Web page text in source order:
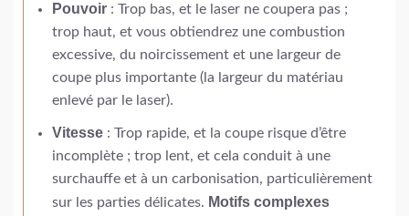
Pouvoir: Trop bas, et le laser ne coupera pas ;
trop haut, et vous obtiendrez une combustion
excessive, du noircissement et une largeur de
coupe plus importante (la largeur du matériau
enlevé par le laser).
Vitesse: Trop rapide, et la coupe risque d’être
incomplète ; trop lent, et cela conduit à une
surchauffe et à un carbonisation, particulièrement
sur les parties délicates. Motifs complexes